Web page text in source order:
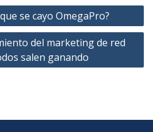
se cayo OmegaPro?
del marketing de red
salen ganando